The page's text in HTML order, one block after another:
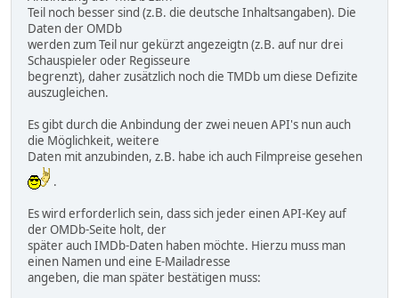
Teil noch besser sind (z.B. die deutsche Inhaltsangaben). Die
Daten der OMDb
werden zum Teil nur gekürzt angezeigtn (z.B. auf nur drei
Schauspieler oder Regisseure
begrenzt), daher zusätzlich noch die TMDb um diese Defizite
auszugleichen.
Es gibt durch die Anbindung der zwei neuen API's nun auch
die Möglichkeit, weitere
Daten mit anzubinden, z.B. habe ich auch Filmpreise gesehen
.
Es wird erforderlich sein, dass sich jeder einen API-Key auf
der OMDb-Seite holt, der
später auch IMDb-Daten haben möchte. Hierzu muss man
einen Namen und eine E-Mailadresse
angeben, die man später bestätigen muss: